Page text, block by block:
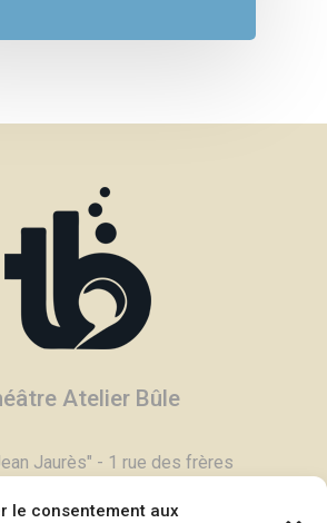
le consentement aux
Atelier Bûle
Jaurès" - 1 rue des frères